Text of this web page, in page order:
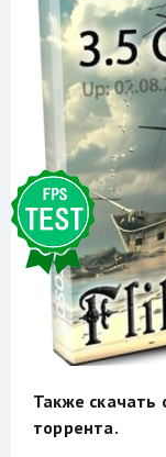
Также скачать
торрента.